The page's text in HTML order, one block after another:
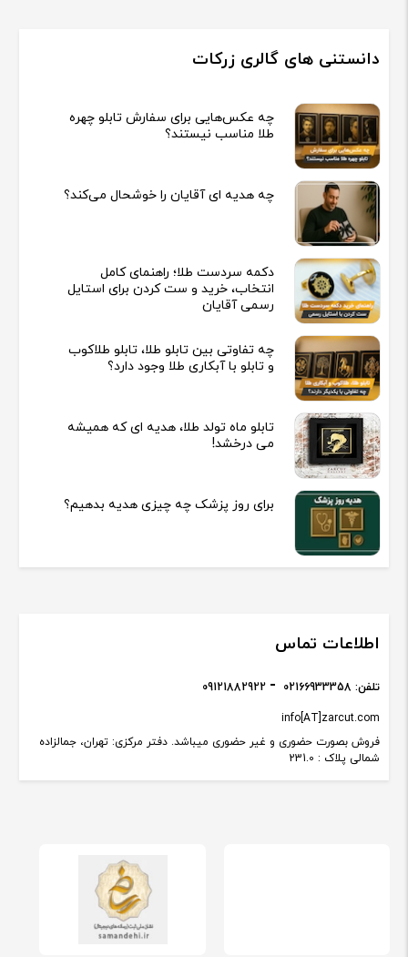
دانستنی های گالری زرکات
چه عکس‌هایی برای سفارش تابلو چهره
طلا مناسب نیستند؟
چه هدیه‌ ای آقایان را خوشحال می‌کند؟
دکمه سردست طلا؛ راهنمای کامل
انتخاب، خرید و ست کردن برای استایل
رسمی آقایان
چه تفاوتی بین تابلو طلا، تابلو طلاکوب
و تابلو با آبکاری طلا وجود دارد؟
تابلو ماه تولد طلا، هدیه ای که همیشه
می درخشد!
برای روز پزشک چه چیزی هدیه بدهیم؟
اطلاعات تماس
فروش بصورت حضوری و غیر حضوری میباشد. دفتر مرکزی: تهران، جمالزاده
شمالی پلاک : 231.0
info[AT]zarcut.com
تلفن: 02166933358
09121882922